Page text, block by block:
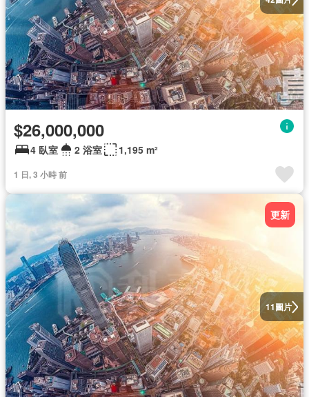
$26,000,000
4 臥室 2 浴室 1,195 m²
1 日, 3 小時 前
11圖片
更新